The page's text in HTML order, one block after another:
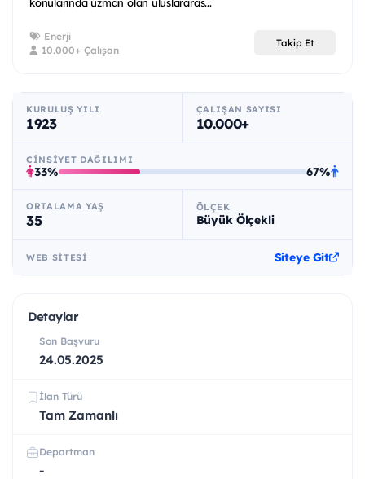
Enerji
10.000+ Çalışan
Takip Et
KURULUŞ YILI
1923
ÇALIŞAN SAYISI
10.000+
CINSIYET DAĞILIMI
33% 67%
ORTALAMA YAŞ
35
ÖLÇEK
Büyük Ölçekli
WEB SITESI Siteye Git
Detaylar
Son Başvuru
24.05.2025
İlan Türü
Tam Zamanlı
Departman
-